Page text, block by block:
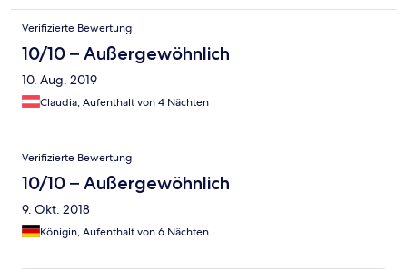
Verifizierte Bewertung
10/10 – Außergewöhnlich
10. Aug. 2019
Claudia, Aufenthalt von 4 Nächten
Verifizierte Bewertung
10/10 – Außergewöhnlich
9. Okt. 2018
Königin, Aufenthalt von 6 Nächten